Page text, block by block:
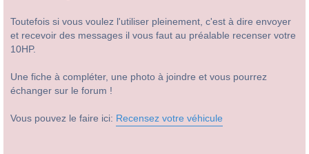
Toutefois si vous voulez l'utiliser pleinement, c'est à dire envoyer
et recevoir des messages il vous faut au préalable recenser votre
10HP.
Une fiche à compléter, une photo à joindre et vous pourrez
échanger sur le forum !
Vous pouvez le faire ici: Recensez votre véhicule